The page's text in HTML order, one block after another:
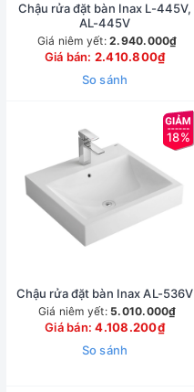
Chậu rửa đặt bàn Inax L-445V,
AL-445V
Giá niêm yết: 2.940.000₫
Giá bán: 2.410.800₫
So sánh
18%
Chậu rửa đặt bàn Inax AL-536V
Giá niêm yết: 5.010.000₫
Giá bán:4.108.200₫
So sánh